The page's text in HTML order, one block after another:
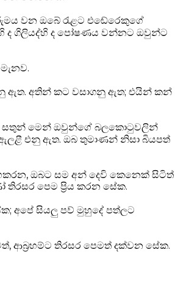
වන ඔබේ රැළට එඬේරෙකුගේ
ද ගිලියද්හි ද පෝෂණය වන්නට ඔවුන්ට
ඇත. අතින් කට වසාගනු ඇත; එයින් කන්
සතුන් මෙන් ඔවුන්ගේ බලකොටුවලින්
එනු ඇත. ඔබ තුමාණන් නිසා බියපත්
ඔබට සම අන් දෙවි කෙනෙක් සිටිත්
තිරසර පෙම ප්‍රිය කරන සේක.
අපේ සියලු පව් මුහුදේ පත්ලට
ආබ්‍රහම්ට තිරසර පෙමත් දක්වන සේක.